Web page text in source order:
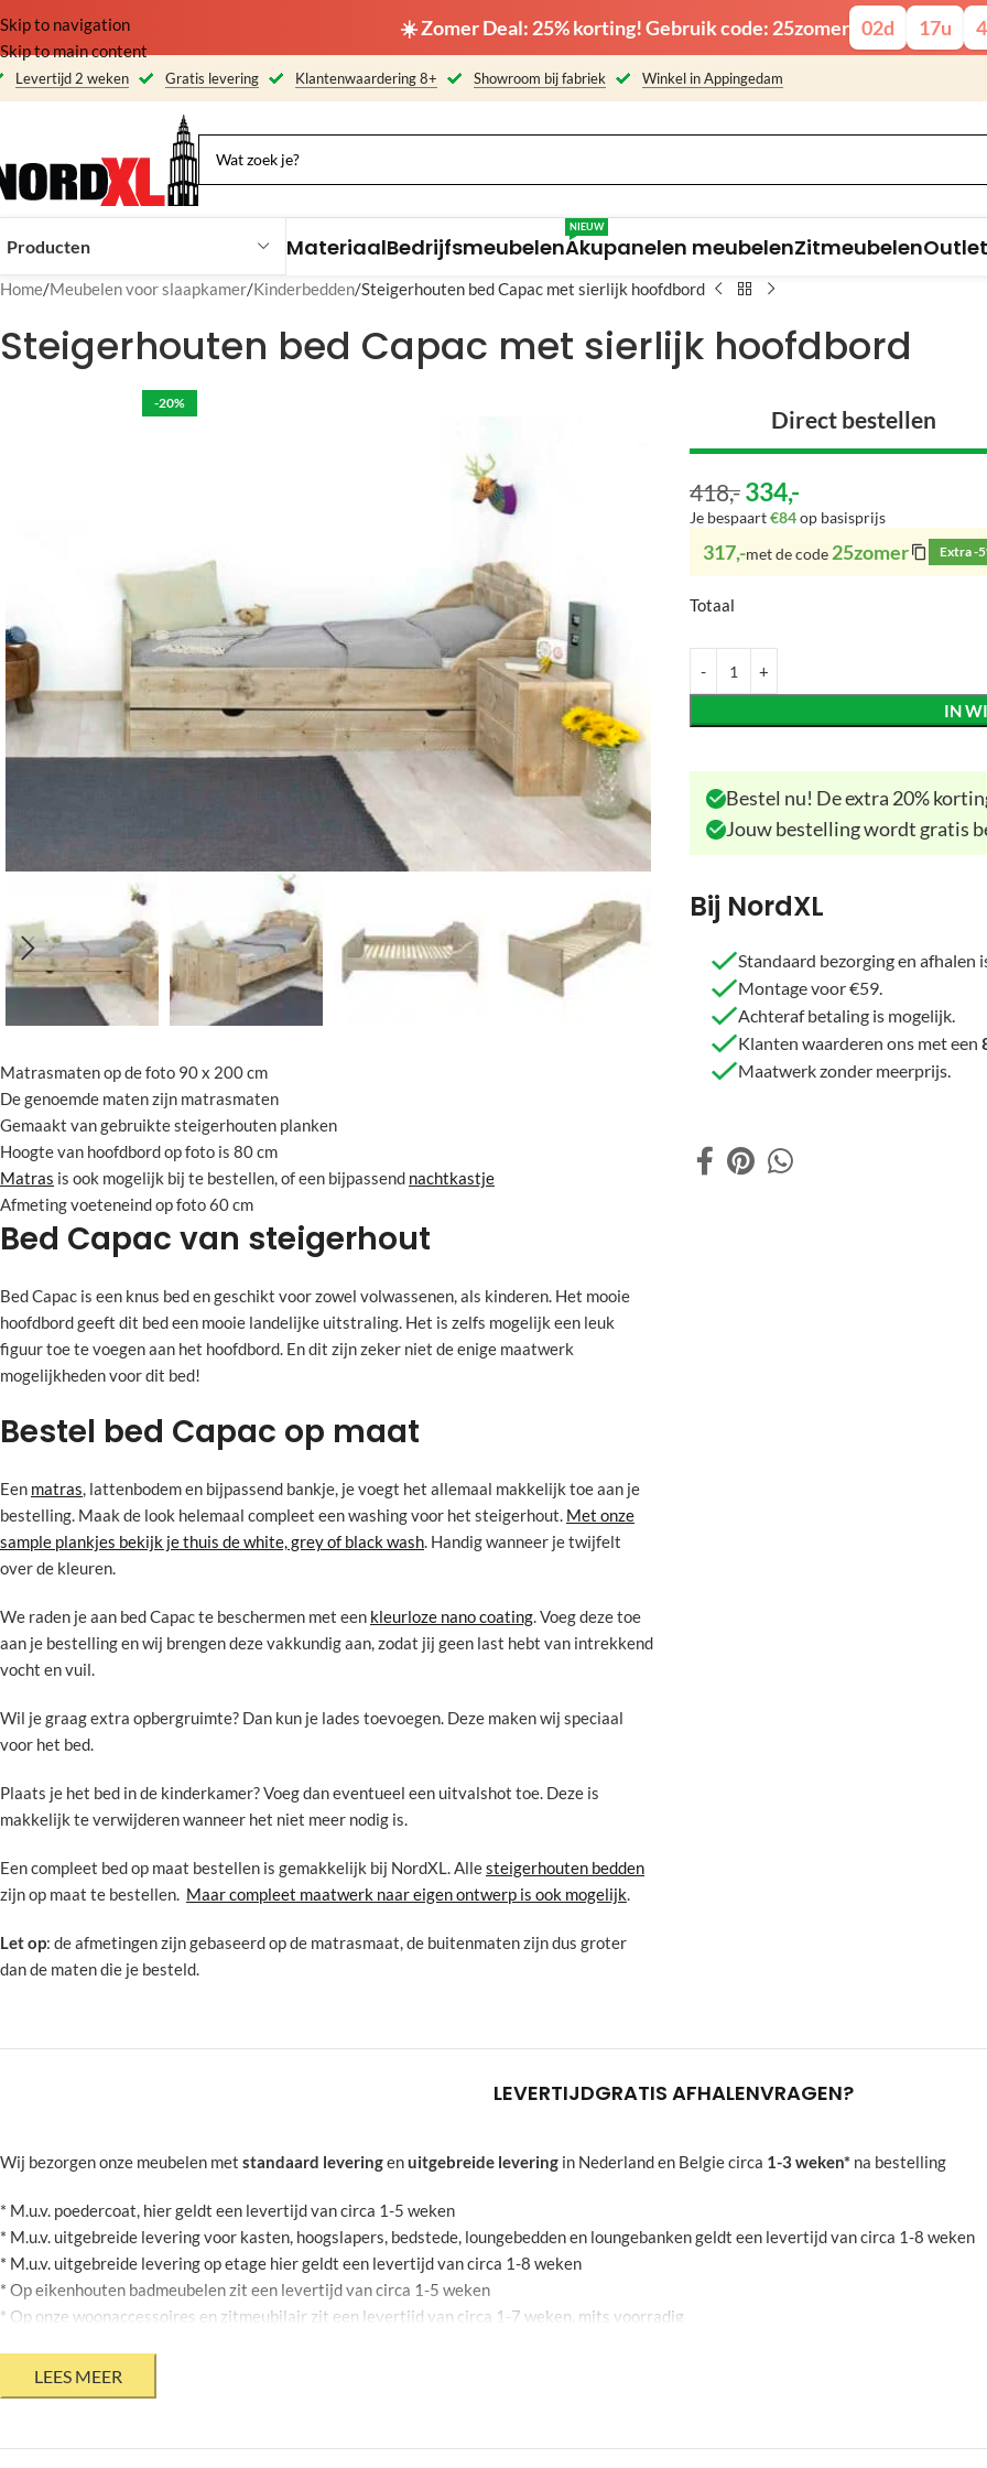
☀️ Zomer Deal: 25% korting! Gebruik code: 25zomer 02d 17u
Skip to navigation
Skip to main content
Levertijd 2 weken Gratis levering Klantenwaardering 8+ Showroom bij fabriek Winkel in Appingedam
Producten MateriaalBedrijfsmeubelenAkupanelen meubelen
NIEUW
ZitmeubelenOutlet
Home Meubelen voor slaapkamer Kinderbedden Steigerhouten bed Capac met sierlijk hoofdbord
Steigerhouten bed Capac met sierlijk hoofdbord
-20%
Matrasmaten op de foto 90 x 200 cm
De genoemde maten zijn matrasmaten
Gemaakt van gebruikte steigerhouten planken
Hoogte van hoofdbord op foto is 80 cm
Matras is ook mogelijk bij te bestellen, of een bijpassend nachtkastje
Afmeting voeteneind op foto 60 cm
Bed Capac van steigerhout
Bed Capac is een knus bed en geschikt voor zowel volwassenen, als kinderen. Het mooie
hoofdbord geeft dit bed een mooie landelijke uitstraling. Het is zelfs mogelijk een leuk
figuur toe te voegen aan het hoofdbord. En dit zijn zeker niet de enige maatwerk
mogelijkheden voor dit bed!
Bestel bed Capac op maat
Een matras, lattenbodem en bijpassend bankje, je voegt het allemaal makkelijk toe aan je
bestelling. Maak de look helemaal compleet een washing voor het steigerhout. Met onze
sample plankjes bekijk je thuis de white, grey of black wash. Handig wanneer je twijfelt
over de kleuren.
We raden je aan bed Capac te beschermen met een kleurloze nano coating. Voeg deze toe
aan je bestelling en wij brengen deze vakkundig aan, zodat jij geen last hebt van intrekkend
vocht en vuil.
Wil je graag extra opbergruimte? Dan kun je lades toevoegen. Deze maken wij speciaal
voor het bed.
Plaats je het bed in de kinderkamer? Voeg dan eventueel een uitvalshot toe. Deze is
makkelijk te verwijderen wanneer het niet meer nodig is.
Een compleet bed op maat bestellen is gemakkelijk bij NordXL. Allesteigerhouten bedden
zijn op maat te bestellen. Maar compleet maatwerk naar eigen ontwerp is ook mogelijk.
Let op: de afmetingen zijn gebaseerd op de matrasmaat, de buitenmaten zijn dus groter
dan de maten die je besteld.
Direct bestellen
418,- 334,-
Je bespaart€84op basisprijs
317,-met de code 25zomer Extra -
Totaal
IN
Bestel nu! De extra 20%
Jouw bestelling wordt gratis
Bij NordXL
Standaard bezorging en afhalen
Montage voor €59.
Achteraf betaling is mogelijk.
Klanten waarderen ons met een
Maatwerk zonder meerprijs.
LEVERTIJDGRATIS AFHALENVRAGEN?
Wij bezorgen onze meubelen met standaard leveringenuitgebreide levering in Nederland en Belgie circa 1-3 weken* na bestelling
* M.u.v. poedercoat, hier geldt een levertijd van circa 1-5 weken
* M.u.v. uitgebreide levering voor kasten, hoogslapers, bedstede, loungebedden en loungebanken geldt een levertijd van circa 1-8 weken
* M.u.v. uitgebreide levering op etage hier geldt een levertijd van circa 1-8 weken
* Op eikenhouten badmeubelen zit een levertijd van circa 1-5 weken
* Op onze woonaccessoires en zitmeubilair zit een levertijd van circa 1-7 weken, mits voorradig
* Mits jouw agenda dit toelaat
* Bovenstaande levertijden zijn onder voorbehoud en kunnen geen rechten aan worden ontnomen. De aangegeven weken zijn een